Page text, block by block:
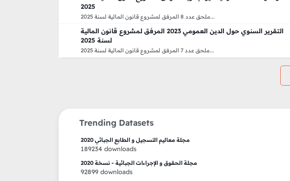
2025
ملحق عدد 8 المرفق لمشروع قانون المالية لسنة 2025...
التقرير السنوي حول الدين العمومي 2023 المرفق لمشروع قانون المالية
لسنة 2025
ملحق عدد 7 المرفق لمشروع قانون المالية لسنة 2025...
Trending Datasets
مجلة معاليم التسجيل و الطابع الجبائي 2020
189234 downloads
مجلة الحقوق و الإجراءات الجبائية - نسخة 2020
92899 downloads